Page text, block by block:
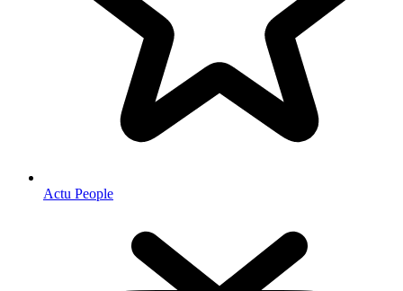
Actu People